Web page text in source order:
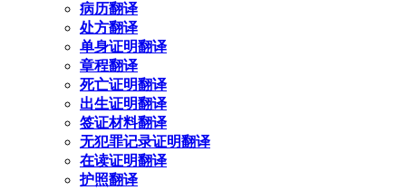
病历翻译
处方翻译
单身证明翻译
章程翻译
死亡证明翻译
出生证明翻译
签证材料翻译
无犯罪记录证明翻译
在读证明翻译
护照翻译